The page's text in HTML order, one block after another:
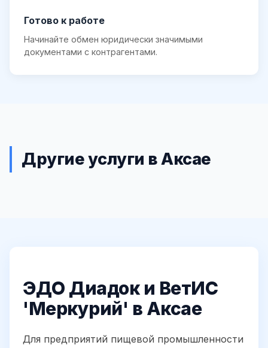
Готово к работе
Начинайте обмен юридически значимыми
документами с контрагентами.
Другие услуги в Аксае
ЭДО Диадок и ВетИС
'Меркурий' в Аксае
Для предприятий пищевой промышленности